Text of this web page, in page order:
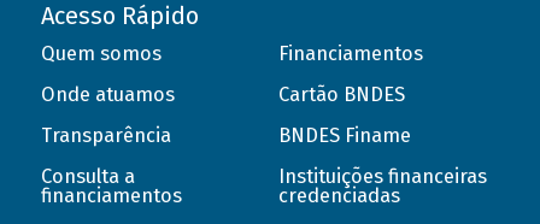
Acesso Rápido
Quem somos
Onde atuamos
Transparência
Consulta a
financiamentos
Financiamentos
Cartão BNDES
BNDES Finame
Instituições financeiras
credenciadas